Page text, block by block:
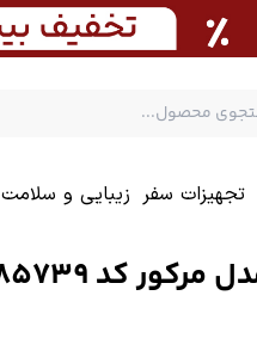
تجهیزات سفر زیبایی و سلامت